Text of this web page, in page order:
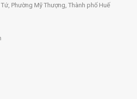
Phường Mỹ Thượng, Thành phố Huế